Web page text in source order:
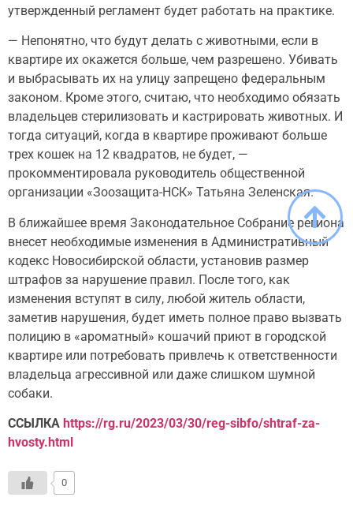
утвержденный регламент будет работать на практике.
— Непонятно, что будут делать с животными, если в
квартире их окажется больше, чем разрешено. Убивать
и выбрасывать их на улицу запрещено федеральным
законом. Кроме этого, считаю, что необходимо обязать
владельцев стерилизовать и кастрировать животных. И
тогда ситуаций, когда в квартире проживают больше
трех кошек на 12 квадратов, не будет, —
прокомментировала руководитель общественной
организации «Зоозащита-НСК» Татьяна Зеленская.
В ближайшее время Законодательное Собрание региона
внесет необходимые изменения в Административный
кодекс Новосибирской области, установив размер
штрафов за нарушение правил. После того, как
изменения вступят в силу, любой житель области,
заметив нарушения, будет иметь полное право вызвать
полицию в «ароматный» кошачий приют в городской
квартире или потребовать привлечь к ответственности
владельца агрессивной или даже слишком шумной
собаки.
ССЫЛКА https://rg.ru/2023/03/30/reg-sibfo/shtraf-za-
hvosty.html
0